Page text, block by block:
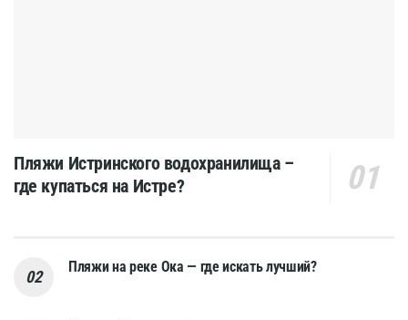
Пляжи Истринского водохранилища –
где купаться на Истре?
Пляжи на реке Ока — где искать лучший?